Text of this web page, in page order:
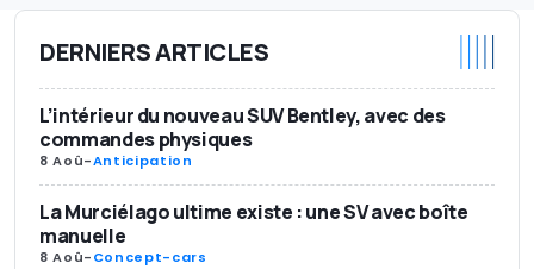
DERNIERS ARTICLES
L’intérieur du nouveau SUV Bentley, avec des
commandes physiques
8 Aoû-Anticipation
La Murciélago ultime existe : une SV avec boîte
manuelle
8 Aoû-Concept-cars